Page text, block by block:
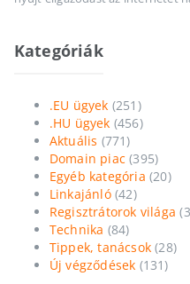
Kategóriák
.EU ügyek (251)
.HU ügyek (456)
Aktuális (771)
Domain piac (395)
Egyéb kategória (20)
Linkajánló(42)
Regisztrátorok világa
Technika (84)
Tippek, tanácsok (28)
Új végződések (131)